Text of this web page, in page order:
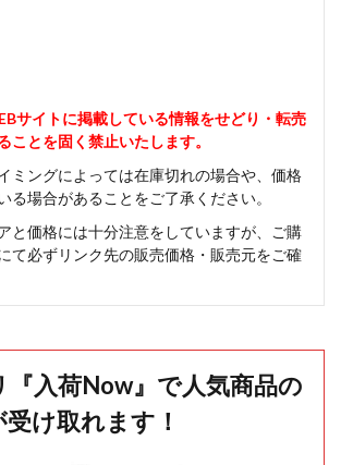
サイトに掲載している情報をせどり・転売
ことを固く禁止いたします。
ミングによっては在庫切れの場合や、価格
る場合があることをご了承ください。
と価格には十分注意をしていますが、ご購
て必ずリンク先の販売価格・販売元をご確
『入荷Now』で人気商品の
け取れます！